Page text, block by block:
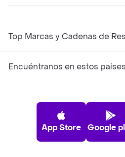
Top Marcas y Cadenas de
Encuéntranos en estos países
App Store Google